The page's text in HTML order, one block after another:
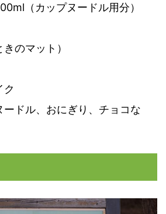
（カップヌードル用分）
のマット）
ク
ードル、おにぎり、チョコな